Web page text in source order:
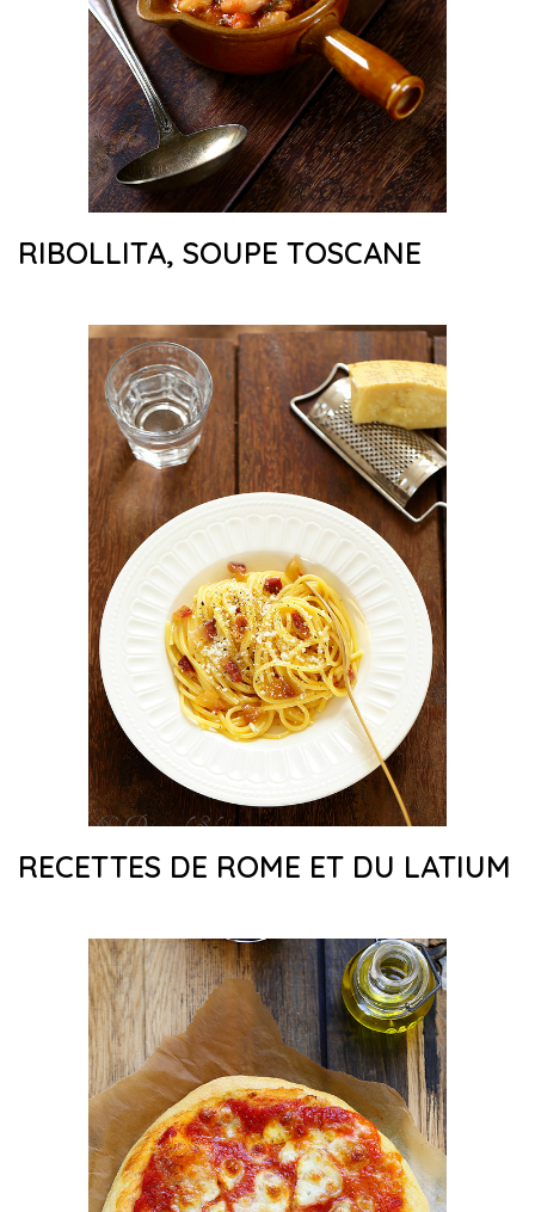
RIBOLLITA, SOUPE TOSCANE
RECETTES DE ROME ET DU LATIUM